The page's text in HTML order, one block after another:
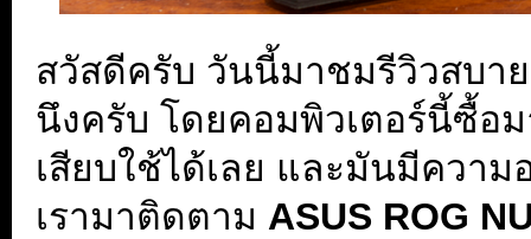
สวัสดีครับ วันนี้มาชมรีวิวสบา
นึงครับ โดยคอมพิวเตอร์นี้ซื้อ
เสียบใช้ได้เลย และมันมีความ
เรามาติดตาม ASUS ROG